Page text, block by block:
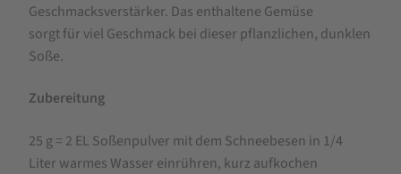
Geschmacksverstärker. Das enthaltene Gemüse
sorgt für viel Geschmack bei dieser pflanzlichen, dunklen
Soße.
Zubereitung
25 g = 2 EL Soßenpulver mit dem Schneebesen in 1/4
Liter warmes Wasser einrühren, kurz aufkochen